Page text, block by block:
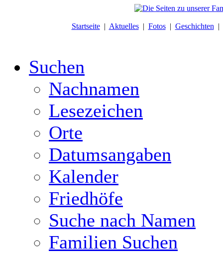
Startseite| Aktuelles| Fotos| Geschichten |
Suchen
Nachnamen
Lesezeichen
Orte
Datumsangaben
Kalender
Friedhöfe
Suche nach Namen
Familien Suchen